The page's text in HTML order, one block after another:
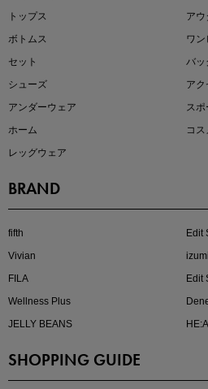
近日販売のアイテムを先見せ
トップス
アウ
ボトムス
ワン
セット
バッ
シューズ
アク
アンダーウェア
スポ
ホーム
コス
レッグウェア
BRAND
fifth
Edit
Vivian
FILA
Edit
Wellness Plus
JELLY BEANS
SHOPPING GUIDE